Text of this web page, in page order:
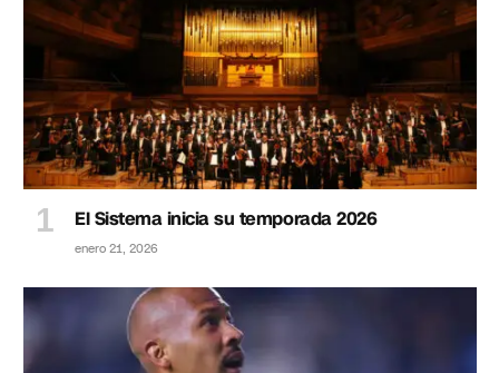
El Sistema inicia su temporada 2026
enero 21, 2026